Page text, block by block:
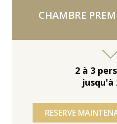
CHAMBRE
2 à 3
jusqu'à
RESERVE